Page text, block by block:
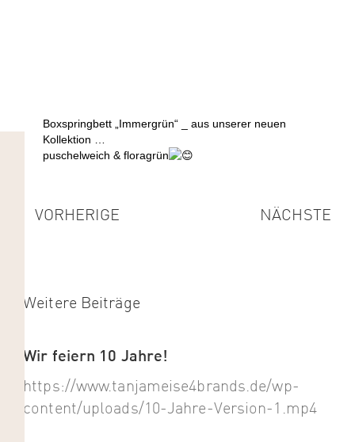
Boxspringbett „Immergrün“ _ aus unserer neuen
Kollektion …
puschelweich & floragrün
VORHERIGE NÄCHSTE
Weitere Beiträge
Wir feiern 10 Jahre!
https://www.tanjameise4brands.de/wp-
content/uploads/10-Jahre-Version-1.mp4